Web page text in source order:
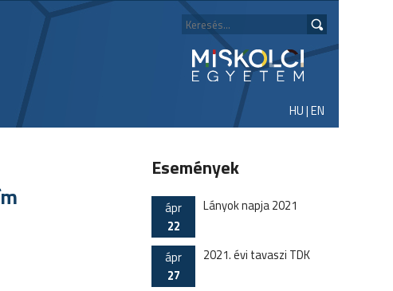
HU|EN
Események
ápr
22
Lányok napja 2021
ápr
27
2021. évi tavaszi TDK